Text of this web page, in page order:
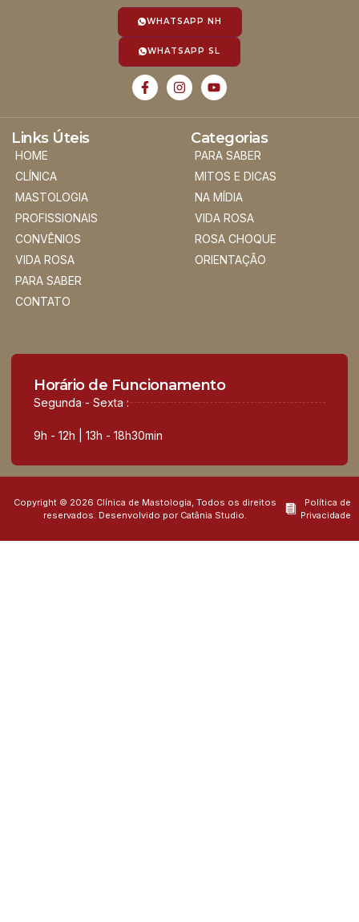
WHATSAPP NH
WHATSAPP SL
Links Úteis
HOME
CLÍNICA
MASTOLOGIA
PROFISSIONAIS
CONVÊNIOS
VIDA ROSA
PARA SABER
CONTATO
Categorias
PARA SABER
MITOS E DICAS
NA MÍDIA
VIDA ROSA
ROSA CHOQUE
ORIENTAÇÃO
Horário de Funcionamento
Segunda - Sexta :
9h - 12h | 13h - 18h30min
Copyright © 2026 Clínica de Mastologia, Todos os direitos
reservados. Desenvolvido por Catânia Studio.
Política de
Privacidade